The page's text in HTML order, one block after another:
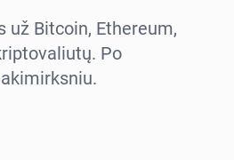
už Bitcoin, Ethereum,
Po